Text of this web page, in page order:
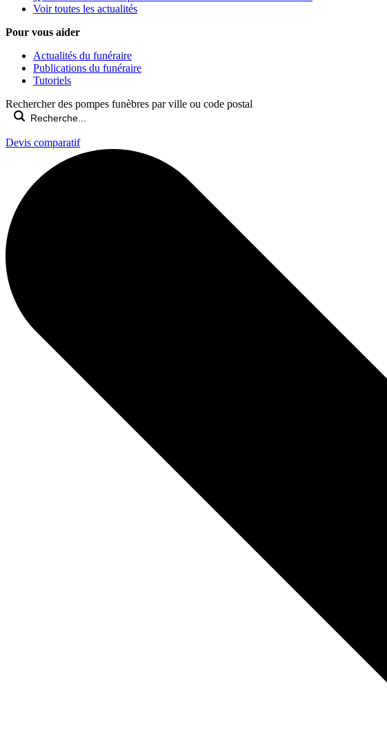
Voir toutes les actualités
Pour vous aider
Actualités du funéraire
Publications du funéraire
Tutoriels
Rechercher des pompes funèbres par ville ou code postal
Devis comparatif